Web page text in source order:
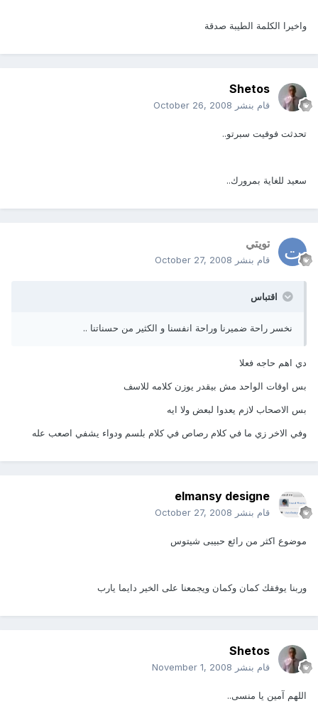
واخيرا الكلمة الطيبة صدقة
Shetos
قام بنشر October 26, 2008
تحدثت فوفيت سبرتو..
سعيد للغاية بمرورك..
تويتي
قام بنشر October 27, 2008
اقتباس
نخسر راحة ضميرنا وراحة انفسنا و الكثير من حسناتنا ..
دي اهم حاجه فعلا
بس اوقات الواحد مش بيقدر يوزن كلامه للاسف
بس الاصحاب لازم يعدوا لبعض ولا ايه
وفي الاخر زي ما في كلام رصاص في كلام بلسم ودواء يشفي اصعب عله
elmansy designe
قام بنشر October 27, 2008
موضوع اكثر من رائع حبيبى شيتوس
وربنا يوفقك كمان وكمان ويجمعنا على الخير دايما يارب
Shetos
قام بنشر November 1, 2008
اللهم آمين يا منسى..